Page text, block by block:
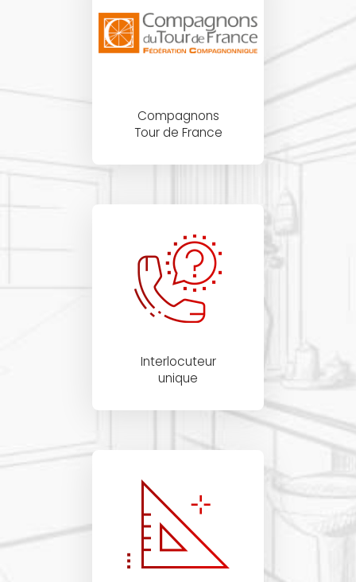
Compagnons
Tour de France
Interlocuteur
unique